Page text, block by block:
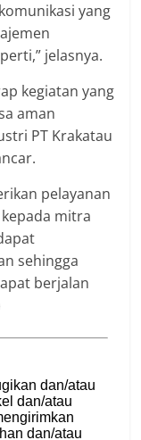
yang
jelasnya.
kegiatan yang
aman
PT Krakatau
pelayanan
mitra
sehingga
berjalan